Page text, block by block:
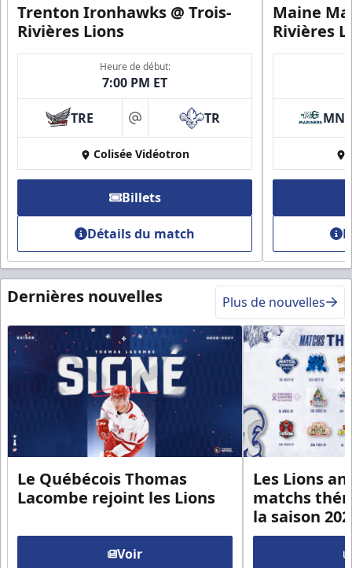
Trenton Ironhawks @ Trois-
Rivières Lions
Heure de début:
7:00 PM ET
TRE at TR
Colisée Vidéotron
Billets
Détails du match
Maine
Rivières
MNE
Dernières nouvelles Plus de nouvelles
Le Québécois Thomas
Lacombe rejoint les Lions
Voir
Les Lions
matchs
la saison